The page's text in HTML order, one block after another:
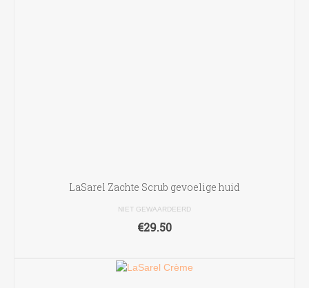
LaSarel Zachte Scrub gevoelige huid
NIET GEWAARDEERD
€29.50